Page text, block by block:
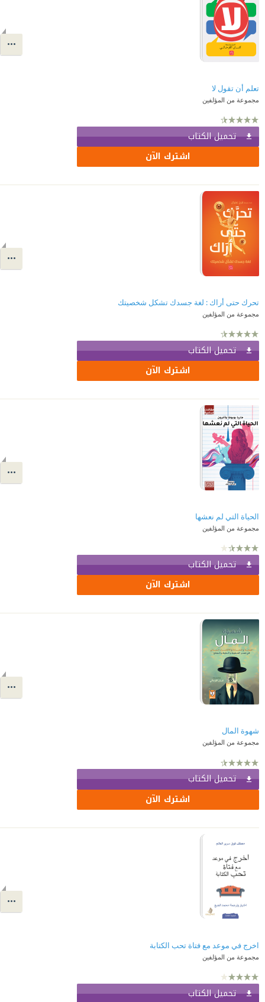
تعلم أن تقول لا
مجموعة من المؤلفين
تحميل الكتاب
اشترك الآن
تحرك حتى أراك : لغة جسدك تشكل شخصيتك
مجموعة من المؤلفين
تحميل الكتاب
اشترك الآن
الحياة التي لم نعشها
مجموعة من المؤلفين
تحميل الكتاب
اشترك الآن
شهوة المال
مجموعة من المؤلفين
تحميل الكتاب
اشترك الآن
اخرج في موعد مع فتاة تحب الكتابة
مجموعة من المؤلفين
تحميل الكتاب